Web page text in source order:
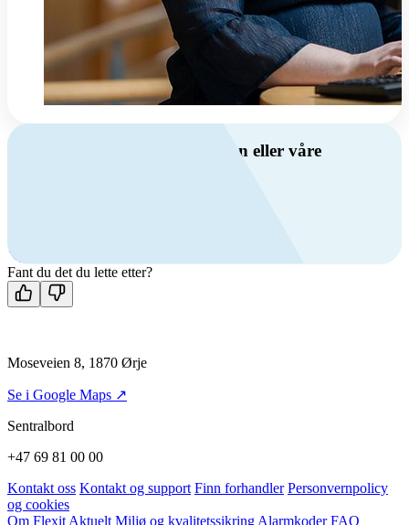
Har du spørsmål om ventilasjon eller våre
Kontakt oss
Fant du det du lette etter?
Moseveien 8, 1870 Ørje
Se i Google Maps ↗
Sentralbord
+47 69 81 00 00
Kontakt oss Kontakt og support Finn forhandler Personvernpolicy
og cookies
Om Flexit Aktuelt Miljø og kvalitetssikring Alarmkoder FAQ